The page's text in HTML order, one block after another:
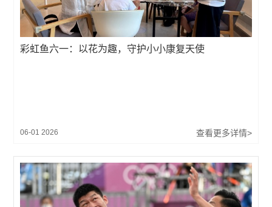
彩虹鱼六一：以花为趣，守护小小康复天使
06-01 2026 查看更多详情>